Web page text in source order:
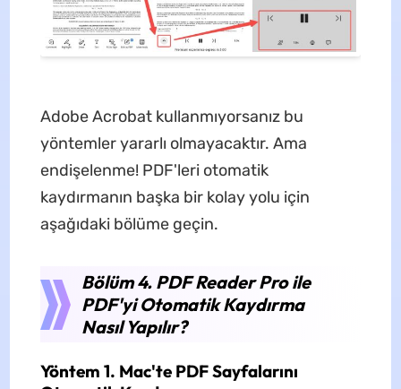
Adobe Acrobat kullanmıyorsanız bu
yöntemler yararlı olmayacaktır. Ama
endişelenme! PDF'leri otomatik
kaydırmanın başka bir kolay yolu için
aşağıdaki bölüme geçin.
Bölüm 4. PDF Reader Pro ile
PDF'yi Otomatik Kaydırma
Nasıl Yapılır?
Yöntem 1. Mac'te PDF Sayfalarını